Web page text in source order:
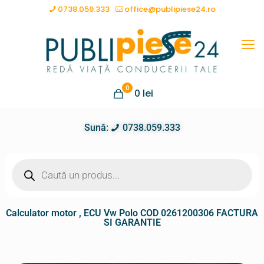
0738.059.333 office@publipiese24.ro
0 0 lei
Sună: 0738.059.333
Calculator motor , ECU Vw Polo COD 0261200306 FACTURA
SI GARANTIE